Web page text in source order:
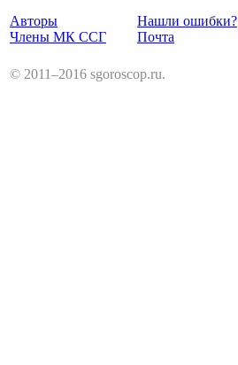
Авторы
Члены МК ССГ
Нашли ошибки?
Почта
© 2011–2016 sgoroscop.ru.